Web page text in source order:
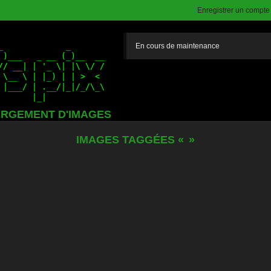
Enregistrer un
D'IMAGES
En cours de maintenance
IMAGES TAGGÉES « »